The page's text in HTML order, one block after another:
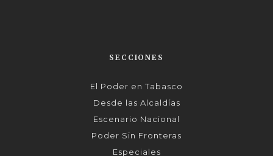
SECCIONES
El Poder en Tabasco
Desde las Alcaldías
Escenario Nacional
Poder Sin Fronteras
Especiales